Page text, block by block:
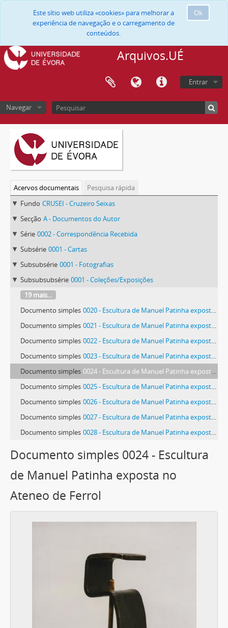
Ok
Este sítio web utiliza «cookies» para melhorar a
experiência de navegação e o carregamento de
conteúdos.
Arquivos.UÉ
Entrar
Navegar
Acervos documentais
Pesquisa rápida
Fundo CRUSEI - Cruzeiro Seixas
Secção A - Documentos do Autor
Série 0002 - Correspondência Recebida
Subsérie 0001 - Cartas
Subsubsérie 0001 - Fotografias
Subsubsubsérie 0001 - Coleções/Exposições
19 mais...
Documento simples 0020 - Escultura de Manuel Patinha exposta no Ateneo de Ferrol
Documento simples 0021 - Escultura de Manuel Patinha exposta no Ateneo de Ferrol
Documento simples 0022 - Escultura de Manuel Patinha exposta no Ateneo de Ferrol
Documento simples 0023 - Escultura de Manuel Patinha exposta no Ateneo de Ferrol
Documento simples 0024 - Escultura de Manuel Patinha exposta no Ateneo de Ferrol
Documento simples 0025 - Escultura de Manuel Patinha exposta no Ateneo de Ferrol
Documento simples 0026 - Escultura de Manuel Patinha exposta no Ateneo de Ferrol
Documento simples 0027 - Escultura de Manuel Patinha exposta no Ateneo de Ferrol
Documento simples 0028 - Escultura de Manuel Patinha exposta no Ateneo de Ferrol
Documento simples 0024 - Escultura
de Manuel Patinha exposta no
Ateneo de Ferrol